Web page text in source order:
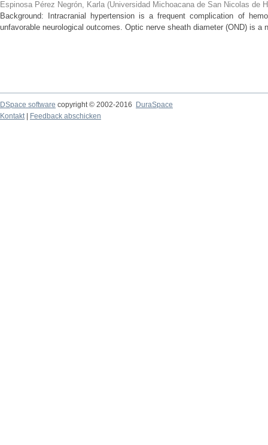
Espinosa Pérez Negrón, Karla (Universidad Michoacana de San Nicolas de
Background: Intracranial hypertension is a frequent complication of
unfavorable neurological outcomes. Optic nerve sheath diameter (OND) is a
DSpace software copyright © 2002-2016
DuraSpace
Kontakt| Feedback abschicken